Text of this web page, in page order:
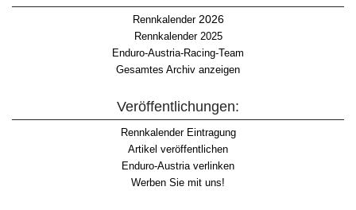
Rennkalender2026
Rennkalender 2025
Enduro-Austria-Racing-Team
Gesamtes Archiv anzeigen
Veröffentlichungen:
Rennkalender Eintragung
Artikel veröffentlichen
Enduro-Austria verlinken
Werben Sie mit uns!